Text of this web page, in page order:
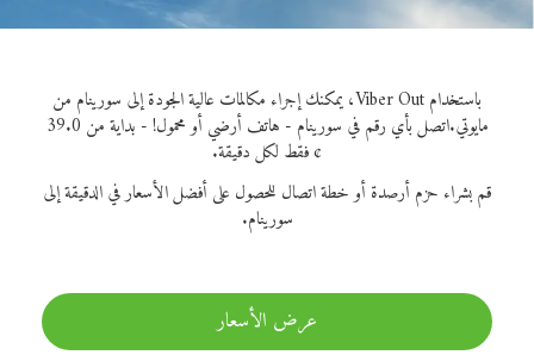
باستخدام Viber Out، يمكنك إجراء مكالمات عالية الجودة إلى سورينام من
مايوتي.
اتصل بأي رقم في سورينام - هاتف أرضي أو محمول! - بداية من 39.0
¢ فقط لكل دقيقة.
قم بشراء حزم أرصدة أو خطة اتصال للحصول على أفضل الأسعار في الدقيقة إلى
سورينام.
عرض الأسعار